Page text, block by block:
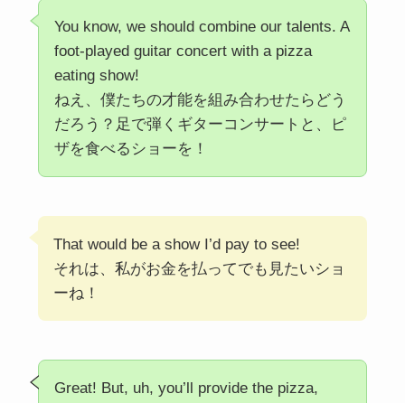
You know, we should combine our talents. A
foot-played guitar concert with a pizza
eating show!
ねえ、僕たちの才能を組み合わせたらどう
だろう？足で弾くギターコンサートと、ピ
ザを食べるショーを！
That would be a show I’d pay to see!
それは、私がお金を払ってでも見たいショ
ーね！
Great! But, uh, you’ll provide the pizza,